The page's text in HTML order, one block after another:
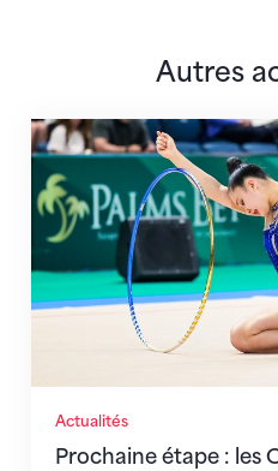
Autres
Actualités
Prochaine étape : les
Prochaine étape : les